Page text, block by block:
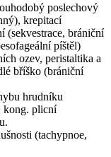
poslechový
krepitací
(sekvestrace, brániční
píštěl)
ozev, peristaltika a
bříško (brániční
hrudníku
kong. plicní
(tachypnoe,